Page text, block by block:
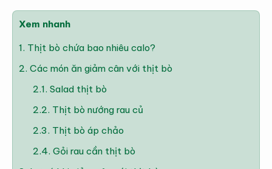
Xem nhanh
1. Thịt bò chứa bao nhiêu calo?
2. Các món ăn giảm cân với thịt bò
2.1. Salad thịt bò
2.2. Thịt bò nướng rau củ
2.3. Thịt bò áp chảo
2.4. Gỏi rau cần thịt bò